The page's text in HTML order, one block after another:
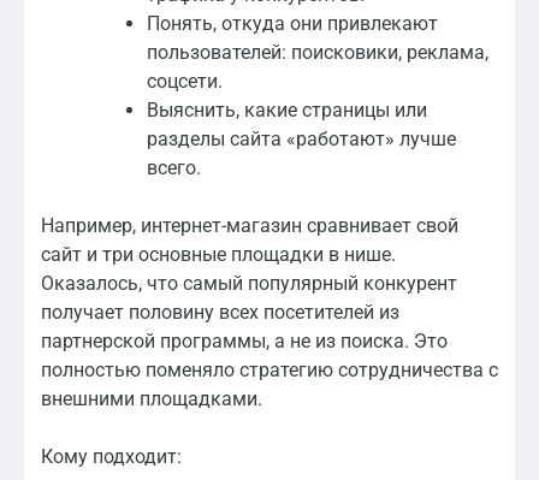
Понять, откуда они привлекают
пользователей: поисковики, реклама,
соцсети.
Выяснить, какие страницы или
разделы сайта «работают» лучше
всего.
Например, интернет-магазин сравнивает свой
сайт и три основные площадки в нише.
Оказалось, что самый популярный конкурент
получает половину всех посетителей из
партнерской программы, а не из поиска. Это
полностью поменяло стратегию сотрудничества с
внешними площадками.
Кому подходит: